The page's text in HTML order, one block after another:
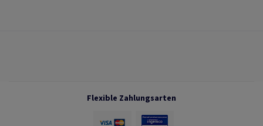
Flexible Zahlungsarten